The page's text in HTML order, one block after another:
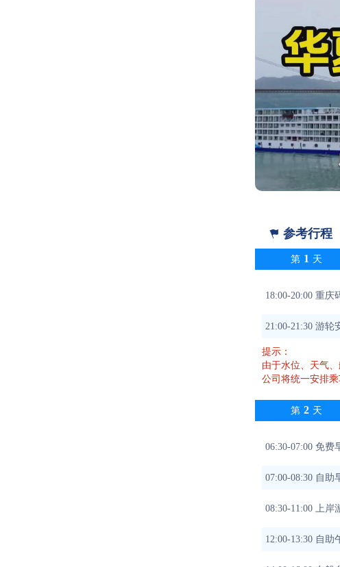
 参考行程
第 1 天
18:00-20:00 重庆
21:00-21:30 游轮
提示：
由于水位、天气
公司将统一安排
第 2 天
06:30-07:00 免费
07:00-08:30 自助
08:30-11:00 上岸
12:00-13:30 自助